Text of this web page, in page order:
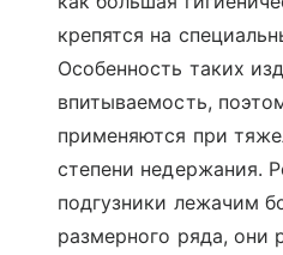
крепятся на
Особенность таких
впитываемость,
применяются при
степени недержания.
подгузники лежачим
размерного ряда, они